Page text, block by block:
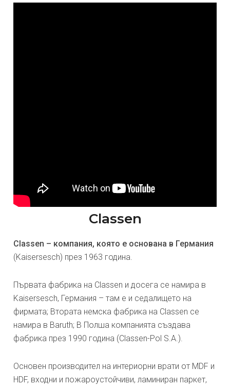
Classen
Classen – компания, която е основана в Германия
(Kaisersesch) през 1963 година.
Първата фабрика на Classen и досега се намира в
Kaisersesch, Германия – там е и седалището на
фирмата; Втората немска фабрика на Classen се
намира в Baruth; В Полша компанията създава
фабрика през 1990 година (Classen-Pol S.A.).
Основен производител на интериорни врати от MDF и
HDF, входни и пожароустойчиви, ламиниран паркет,